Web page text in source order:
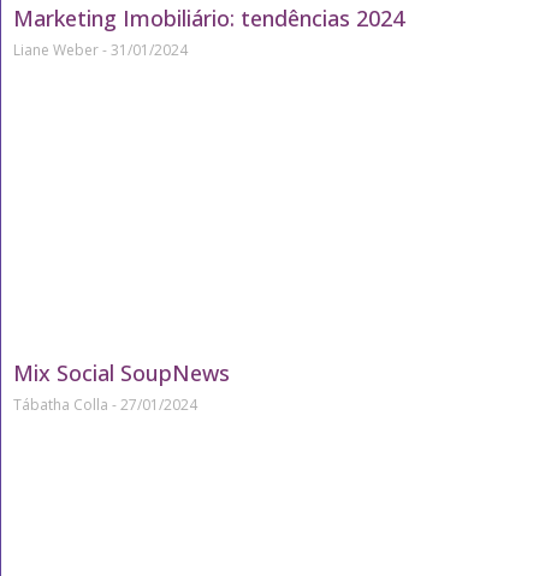
Marketing Imobiliário: tendências 2024
Liane Weber 31/01/2024
Mix Social SoupNews
Tábatha Colla 27/01/2024